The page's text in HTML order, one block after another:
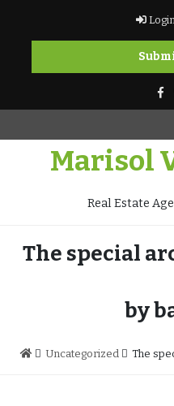
content
Login
Marisol
Real Estate
The special
by
Uncategorized The